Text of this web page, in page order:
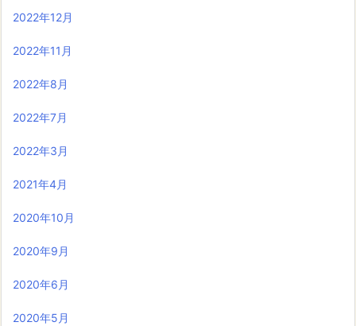
2022年12月
2022年11月
2022年8月
2022年7月
2022年3月
2021年4月
2020年10月
2020年9月
2020年6月
2020年5月